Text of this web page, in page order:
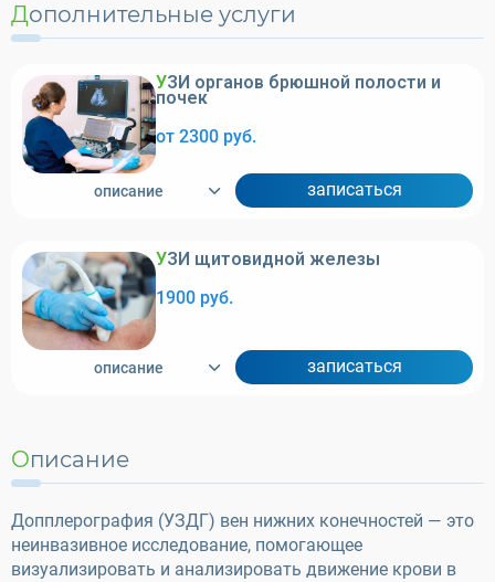
Дополнительные услуги
УЗИ органов брюшной полости и
почек
от 2300 руб.
описание записаться
УЗИ щитовидной железы
1900 руб.
описание записаться
Описание
Допплерография (УЗДГ) вен нижних конечностей — это
неинвазивное исследование, помогающее
визуализировать и анализировать движение крови в